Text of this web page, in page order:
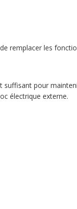
remplacer les
pour
électrique externe.